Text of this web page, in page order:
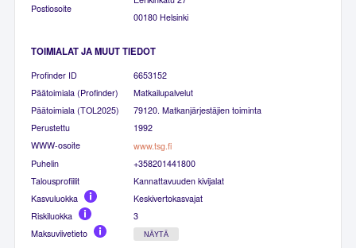
Postiosoite
00180 Helsinki
TOIMIALAT JA MUUT TIEDOT
Profinder ID
6653152
Päätoimiala (Profinder)
Matkailupalvelut
Päätoimiala (TOL2025)
79120. Matkanjärjestäjien toiminta
Perustettu
1992
WWW-osoite
www.tsg.fi
Puhelin
+358201441800
Talousprofiilit
Kannattavuuden kivijalat
Kasvuluokka
Keskivertokasvajat
Riskiluokka
3
Maksuviivetieto
NÄYTÄ